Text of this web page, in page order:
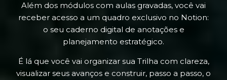
Além dos módulos com aulas gravadas, você vai
receber acesso a um quadro exclusivo no Notion:
o seu caderno digital de anotações e
planejamento estratégico.
É lá que você vai organizar sua Trilha com clareza,
visualizar seus avanços e construir, passo a passo, o